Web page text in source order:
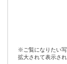
※ご覧になりたい
拡大されて表示され